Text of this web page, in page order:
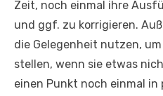
Zeit, noch einmal ihre
und ggf. zu korrigieren.
die Gelegenheit nutzen,
stellen, wenn sie etwas
einen Punkt noch einmal in